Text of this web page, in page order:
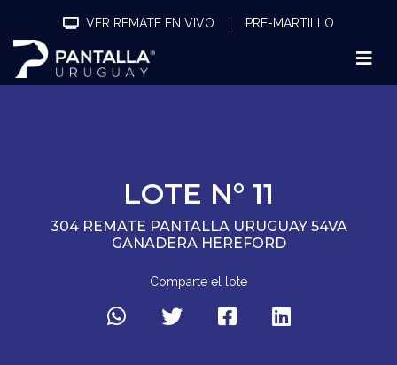
VER REMATE EN VIVO PRE-MARTILLO
LOTE N° 11
304 REMATE PANTALLA URUGUAY 54VA
GANADERA HEREFORD
Comparte el lote